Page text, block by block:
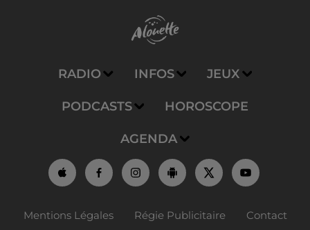
RADIO INFOS JEUX
PODCASTS HOROSCOPE
AGENDA
Mentions Légales Régie Publicitaire Contact